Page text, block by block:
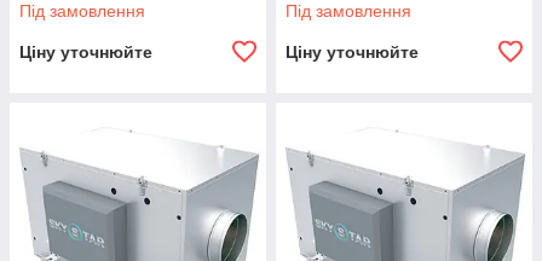
Під замовлення
Ціну уточнюйте
Під замовлення
Ціну уточнюйте